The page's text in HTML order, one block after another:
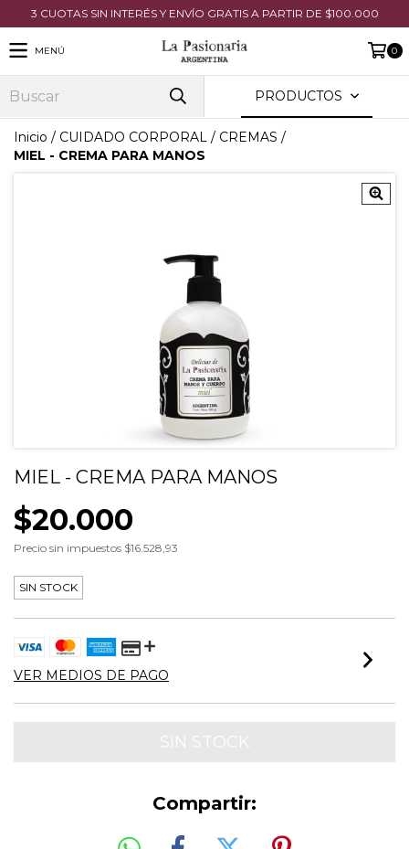
3 CUOTAS SIN INTERÉS Y ENVÍO GRATIS A PARTIR DE $100.000
MENÚ 0
PRODUCTOS
Inicio / CUIDADO CORPORAL / CREMAS /
MIEL - CREMA PARA MANOS
MIEL - CREMA PARA MANOS
$20.000
Precio sin impuestos $16.528,93
SIN STOCK
VER MEDIOS DE PAGO
Compartir: